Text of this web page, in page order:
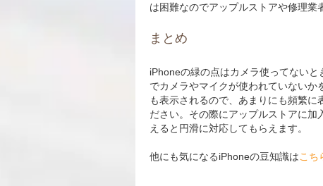
は困難なのでアップルストアや修理業
まとめ
iPhoneの緑の点はカメラ使ってない
でカメラやマイクが使われていない
も表示されるので、あまりにも頻繁に
ださい。その際にアップルストアに
えると円滑に対応してもらえます。
他にも気になるiPhoneの豆知識はこち